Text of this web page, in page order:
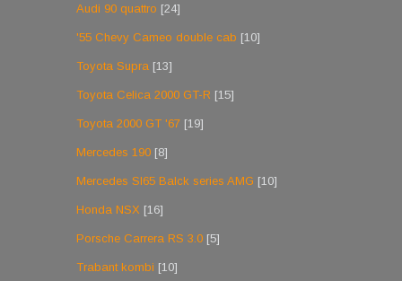
Audi 90 quattro [24]
'55 Chevy Cameo double cab [10]
Toyota Supra [13]
Toyota Celica 2000 GT-R [15]
Toyota 2000 GT '67 [19]
Mercedes 190 [8]
Mercedes Sl65 Balck series AMG [10]
Honda NSX [16]
Porsche Carrera RS 3.0 [5]
Trabant kombi [10]